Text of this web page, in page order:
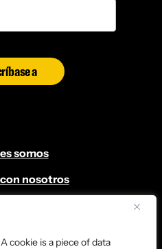
cookie is a piece of data
a
somos
nosotros